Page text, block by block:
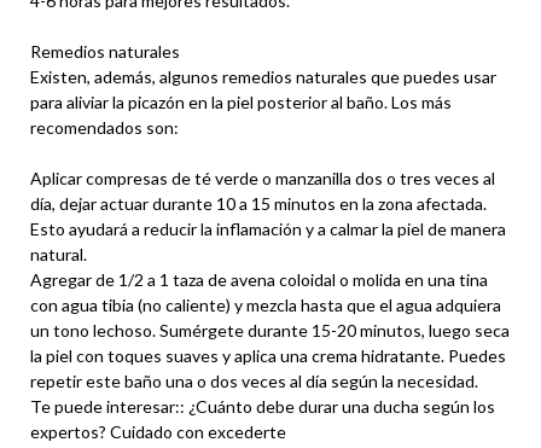
Remedios naturales
Existen, además, algunos remedios naturales que puedes usar
para aliviar la picazón en la piel posterior al baño. Los más
recomendados son:
Aplicar compresas de té verde o manzanilla dos o tres veces al
día, dejar actuar durante 10 a 15 minutos en la zona afectada.
Esto ayudará a reducir la inflamación y a calmar la piel de manera
natural.
Agregar de 1/2 a 1 taza de avena coloidal o molida en una tina
con agua tibia (no caliente) y mezcla hasta que el agua adquiera
un tono lechoso. Sumérgete durante 15-20 minutos, luego seca
la piel con toques suaves y aplica una crema hidratante. Puedes
repetir este baño una o dos veces al día según la necesidad.
Te puede interesar:: ¿Cuánto debe durar una ducha según los
expertos? Cuidado con excederte